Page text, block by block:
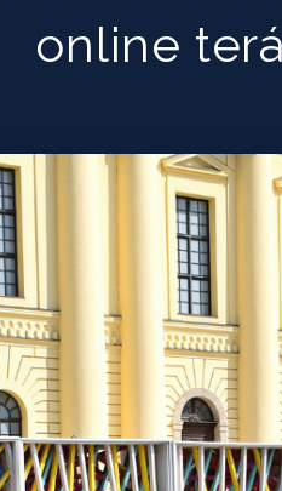
online